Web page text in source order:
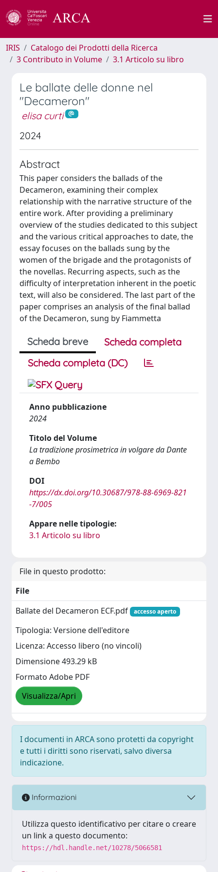
IRIS
Catalogo dei Prodotti della Ricerca
3 Contributo in Volume
3.1 Articolo su libro
Le ballate delle donne nel
"Decameron"
elisa curti
2024
Abstract
This paper considers the ballads of the
Decameron, examining their complex
relationship with the narrative structure of the
entire work. After providing a preliminary
overview of the studies dedicated to this subject
and the various critical approaches to date, the
essay focuses on the ballads sung by the
women of the brigade and the protagonists of
the novellas. Recurring aspects, such as the
difficulty of interpretation inherent in the poetic
text, will also be considered. The last part of the
paper comprises an analysis of the final ballad
of the Decameron, sung by Fiammetta
Scheda breve
Scheda completa
Scheda completa (DC)
Anno pubblicazione
2024
Titolo del Volume
La tradizione prosimetrica in volgare da Dante
a Bembo
DOI
https://dx.doi.org/10.30687/978‑88‑6969‑821
‑7/005
Appare nelle tipologie:
3.1 Articolo su libro
File in questo prodotto:
File
Ballate del Decameron ECF.pdf
accesso aperto
Tipologia: Versione dell'editore
Licenza: Accesso libero (no vincoli)
Dimensione 493.29 kB
Formato Adobe PDF
Visualizza/Apri
I documenti in ARCA sono protetti da copyright
e tutti i diritti sono riservati, salvo diversa
indicazione.
Informazioni
Utilizza questo identificativo per citare o creare
un link a questo documento:
https://hdl.handle.net/10278/5066581